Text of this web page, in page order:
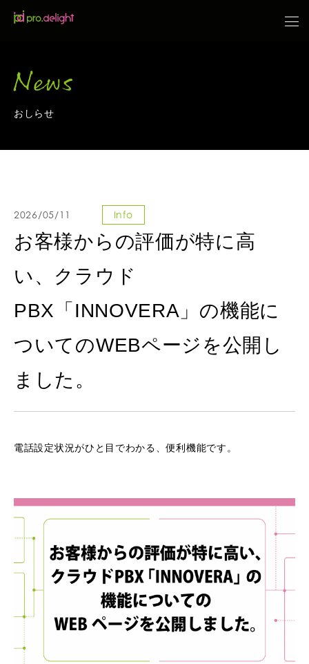
News
おしらせ
2026/05/11 Info
お客様からの評価が特に高
い、クラウド
PBX「INNOVERA」の機能に
ついてのWEBページを公開し
ました。
電話設定状況がひと目でわかる、便利機能です。